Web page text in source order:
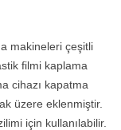
makineleri çeşitli
filmi kaplama
cihazı kapatma
üzere eklenmiştir.
için kullanılabilir.